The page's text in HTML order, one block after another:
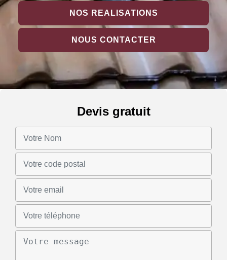
NOS REALISATIONS
NOUS CONTACTER
Devis gratuit